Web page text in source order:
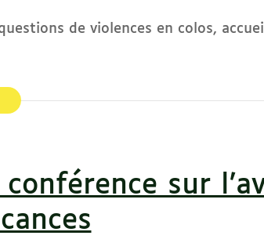
de violences en colos,
sur